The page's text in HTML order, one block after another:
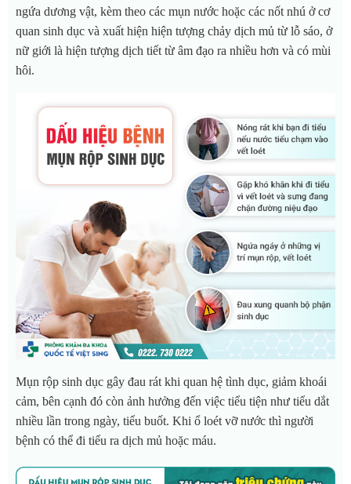
ngứa dương vật, kèm theo các mụn nước hoặc các nốt nhú ở cơ
quan sinh dục và xuất hiện hiện tượng chảy dịch mủ từ lỗ sáo, ở
nữ giới là hiện tượng dịch tiết từ âm đạo ra nhiều hơn và có mùi
hôi.
Mụn rộp sinh dục gây đau rát khi quan hệ tình dục, giảm khoái
cảm, bên cạnh đó còn ảnh hưởng đến việc tiểu tiện như tiểu dắt
nhiều lần trong ngày, tiểu buốt. Khi ổ loét vỡ nước thì người
bệnh có thể đi tiểu ra dịch mủ hoặc máu.